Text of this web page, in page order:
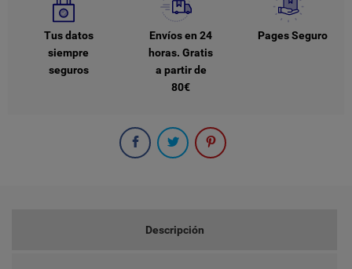
Tus datos
siempre
seguros
Envíos en 24
horas. Gratis
a partir de
80€
Pages Seguro
Descripción